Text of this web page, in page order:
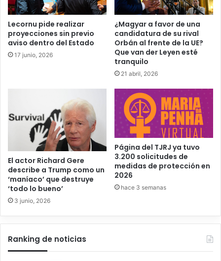
Lecornu pide realizar
proyecciones sin previo
aviso dentro del Estado
17 junio, 2026
¿Magyar a favor de una
candidatura de su rival
Orbán al frente de la UE?
Que van der Leyen esté
tranquilo
21 abril, 2026
El actor Richard Gere
describe a Trump como un
‘maníaco’ que destruye
‘todo lo bueno’
3 junio, 2026
Página del TJRJ ya tuvo
3.200 solicitudes de
medidas de protección en
2026
hace 3 semanas
Ranking de noticias